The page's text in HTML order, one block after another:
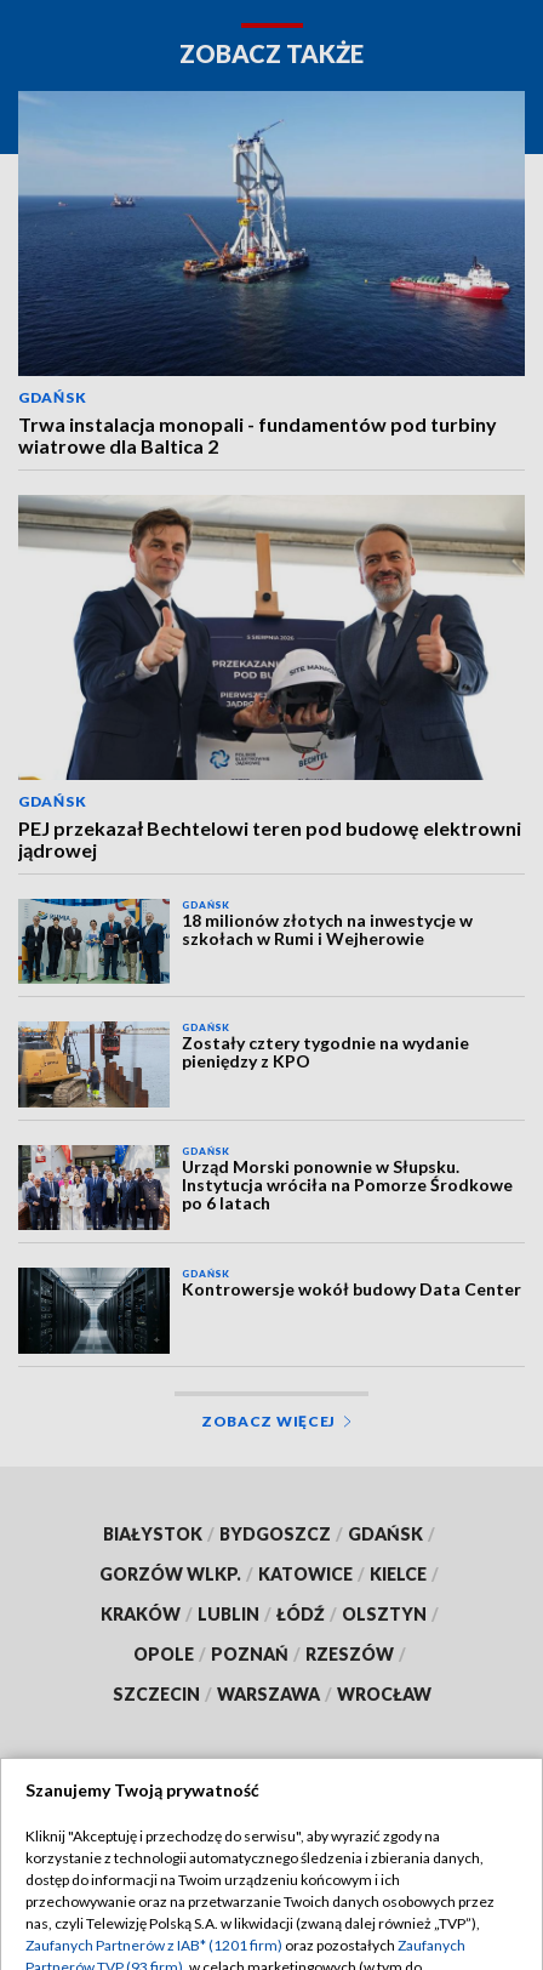
ZOBACZ TAKŻE
GDAŃSK
Trwa instalacja monopali - fundamentów pod turbiny
wiatrowe dla Baltica 2
GDAŃSK
PEJ przekazał Bechtelowi teren pod budowę elektrowni
jądrowej
GDAŃSK
18 milionów złotych na inwestycje w
szkołach w Rumi i Wejherowie
GDAŃSK
Zostały cztery tygodnie na wydanie
pieniędzy z KPO
GDAŃSK
Urząd Morski ponownie w Słupsku.
Instytucja wróciła na Pomorze Środkowe
po 6 latach
GDAŃSK
Kontrowersje wokół budowy Data Center
ZOBACZ WIĘCEJ
BIAŁYSTOK / BYDGOSZCZ / GDAŃSK /
GORZÓW WLKP. / KATOWICE / KIELCE /
KRAKÓW / LUBLIN / ŁÓDŹ / OLSZTYN /
OPOLE / POZNAŃ / RZESZÓW /
SZCZECIN / WARSZAWA / WROCŁAW
TVP
Abonament TVP
Emisja w TVP
Regulamin TVP
Polityka prywatności
Szanujemy Twoją prywatność
Kliknij "Akceptuję i przechodzę do serwisu", aby wyrazić zgody na
korzystanie z technologii automatycznego śledzenia i zbierania danych,
dostęp do informacji na Twoim urządzeniu końcowym i ich
przechowywanie oraz na przetwarzanie Twoich danych osobowych przez
nas, czyli Telewizję Polską S.A. w likwidacji (zwaną dalej również „TVP”),
Zaufanych Partnerów z IAB* (1201 firm) oraz pozostałych Zaufanych